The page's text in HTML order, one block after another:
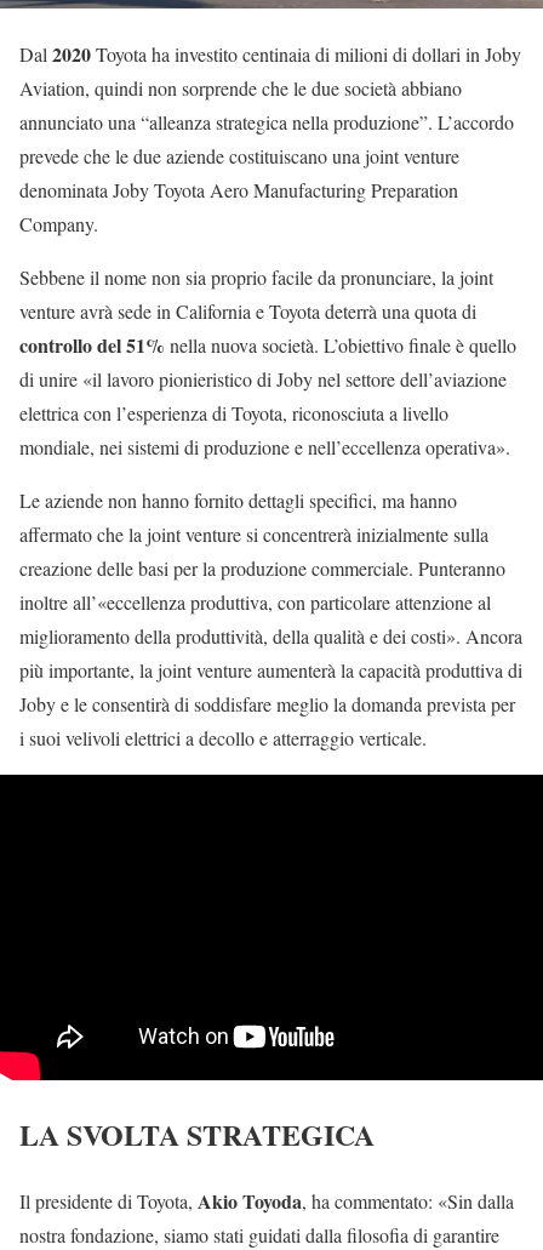
Dal2020Toyota ha investito centinaia di milioni di dollari in Joby
Aviation, quindi non sorprende che le due società abbiano
annunciato una “alleanza strategica nella produzione”. L’accordo
prevede che le due aziende costituiscano una joint venture
denominata Joby Toyota Aero Manufacturing Preparation
Company.
Sebbene il nome non sia proprio facile da pronunciare, la joint
venture avrà sede in California e Toyota deterrà una quota di
controllo del 51% nella nuova società. L’obiettivo finale è quello
di unire «il lavoro pionieristico di Joby nel settore dell’aviazione
elettrica con l’esperienza di Toyota, riconosciuta a livello
mondiale, nei sistemi di produzione e nell’eccellenza operativa».
Le aziende non hanno fornito dettagli specifici, ma hanno
affermato che la joint venture si concentrerà inizialmente sulla
creazione delle basi per la produzione commerciale. Punteranno
inoltre all’«eccellenza produttiva, con particolare attenzione al
miglioramento della produttività, della qualità e dei costi». Ancora
più importante, la joint venture aumenterà la capacità produttiva di
Joby e le consentirà di soddisfare meglio la domanda prevista per
i suoi velivoli elettrici a decollo e atterraggio verticale.
LA SVOLTA STRATEGICA
Il presidente di Toyota, Akio Toyoda, ha commentato: «Sin dalla
nostra fondazione, siamo stati guidati dalla filosofia di garantire